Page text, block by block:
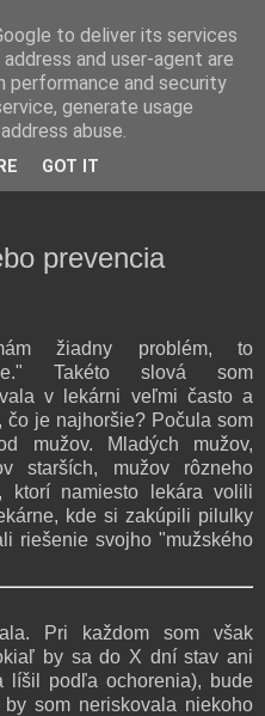
všetko možné.
prevencia
žiadny problém, to
Takéto slová som
v lekárni veľmi často a
čo je najhoršie? Počula som
mužov. Mladých mužov,
starších, mužov rôzneho
ktorí namiesto lekára volili
kde si zakúpili pilulky
riešenie svojho "mužského
Pri každom som však
by sa do X dní stav ani
líšil podľa ochorenia), bude
som neriskovala niekoho
to deliver its services
and user-agent are
performance and security
generate usage
abuse.
GOT IT